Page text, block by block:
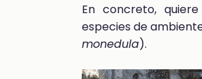
En concreto,
especies de
monedula).